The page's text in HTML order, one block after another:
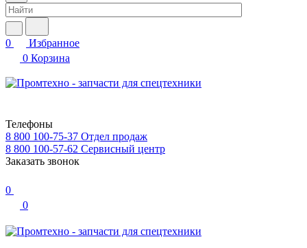
0
Избранное
0 Корзина
Телефоны
8 800 100-75-37 Отдел продаж
8 800 100-57-62 Сервисный центр
Заказать звонок
0
0